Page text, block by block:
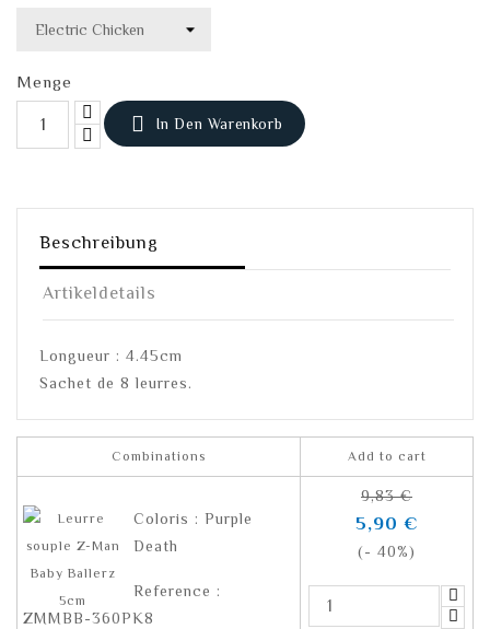
Menge
 In Den Warenkorb
Beschreibung
Artikeldetails
Longueur : 4.45cm
Sachet de 8 leurres.
Combinations Add to cart
Coloris : Purple
Death
Reference :
ZMMBB-360PK8
9,83 €
5,90 €
(- 40%)